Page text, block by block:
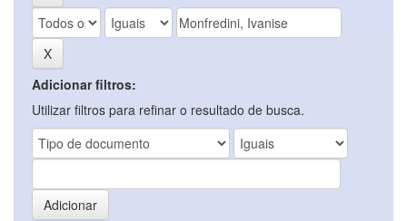
Adicionar filtros:
Utilizar filtros para refinar o resultado de busca.